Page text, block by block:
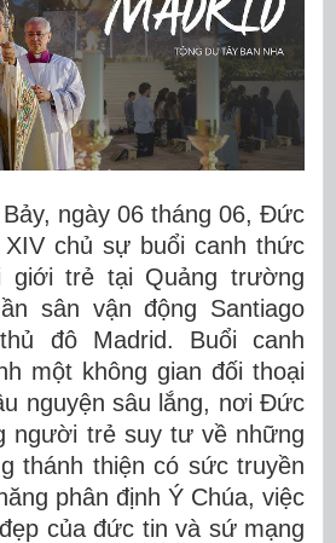
ngày 06 tháng 06, Đức
chủ sự buổi canh thức
giới trẻ tại Quảng trường
sân vận động Santiago
đô Madrid. Buổi canh
một không gian đối thoại
nguyện sâu lắng, nơi Đức
người trẻ suy tư về những
thánh thiện có sức truyền
phân định Ý Chúa, việc
của đức tin và sứ mạng